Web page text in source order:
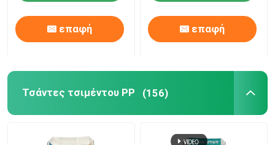
ΕΥΑ Low Melt Bag
επαφή επαφή
Τσάντες τσιμέντου PP (156)